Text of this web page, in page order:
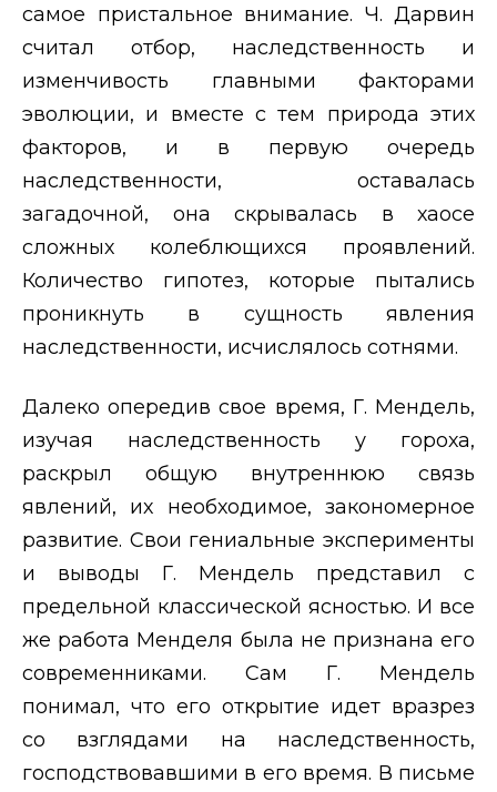
самое пристальное внимание. Ч. Дарвин
считал отбор, наследственность и
изменчивость главными факторами
эволюции, и вместе с тем природа этих
факторов, и в первую очередь
наследственности, оставалась
загадочной, она скрывалась в хаосе
сложных колеблющихся проявлений.
Количество гипотез, которые пытались
проникнуть в сущность явления
наследственности, исчислялось сотнями.
Далеко опередив свое время, Г. Мендель,
изучая наследственность у гороха,
раскрыл общую внутреннюю связь
явлений, их необходимое, закономерное
развитие. Свои гениальные эксперименты
и выводы Г. Мендель представил с
предельной классической ясностью. И все
же работа Менделя была не признана его
современниками. Сам Г. Мендель
понимал, что его открытие идет вразрез
со взглядами на наследственность,
господствовавшими в его время. В письме